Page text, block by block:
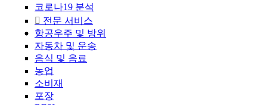
코로나19 분석
전문 서비스
항공우주 및 방위
자동차 및 운송
음식 및 음료
농업
소비재
포장